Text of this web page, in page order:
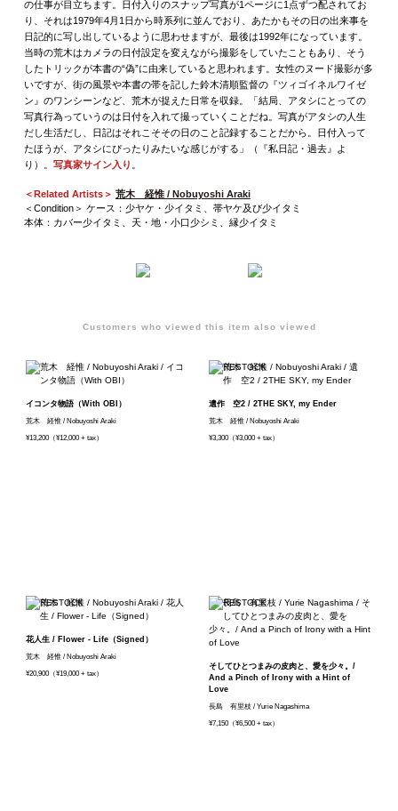
の仕事が目立ちます。日付入りのスナップ写真が1ページに1点ずつ配されてお
り、それは1979年4月1日から時系列に並んでおり、あたかもその日の出来事を
日記的に写し出しているように思わせますが、最後は1992年になっています。
当時の荒木はカメラの日付設定を変えながら撮影をしていたこともあり、そう
したトリックが本書の“偽”に由来していると思われます。女性のヌード撮影が多
いですが、街の風景や本書の帯を記した鈴木清順監督の『ツィゴイネルワイゼ
ン』のワンシーンなど、荒木が捉えた日常を収録。「結局、アタシにとっての
写真行為っていうのは日付を入れて撮っていくことだね。写真がアタシの人生
だし生活だし、日記はそれこそその日のこと記録することだから。日付入って
たほうが、アタシにぴったりみたいな感じがする」（『私日記・過去』よ
り）。 写真家サイン入り 。
＜Related Artists＞ 荒木 経惟 / Nobuyoshi Araki
＜Condition＞ ケース：少ヤケ・少イタミ、帯ヤケ及び少イタミ
本体：カバー少イタミ、天・地・小口少シミ、縁少イタミ
Customers who viewed this item also viewed
イコンタ物語（With OBI）
荒木 経惟 / Nobuyoshi Araki
¥13,200（¥12,000 + tax）
遺作 空2 / 2THE SKY, my Ender
荒木 経惟 / Nobuyoshi Araki
¥3,300（¥3,000 + tax）
花人生 / Flower - Life（Signed）
荒木 経惟 / Nobuyoshi Araki
¥20,900（¥19,000 + tax）
そしてひとつまみの皮肉と、愛を少々。/
And a Pinch of Irony with a Hint of
Love
長島 有里枝 / Yurie Nagashima
¥7,150（¥6,500 + tax）